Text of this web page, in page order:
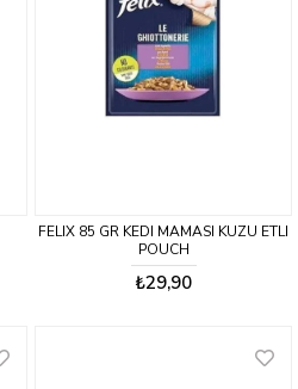
FELIX 85 GR KEDI MAMASI KUZU ETLI
POUCH
₺29,90